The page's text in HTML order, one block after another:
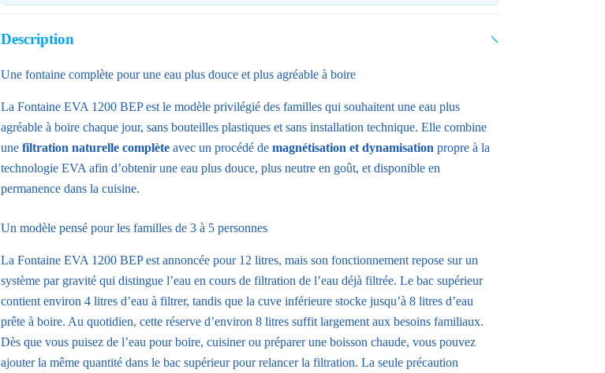
-
et
-
personnes
Description
Une fontaine complète pour une eau plus douce et plus agréable à boire
La Fontaine EVA 1200 BEP est le modèle privilégié des familles qui souhaitent une eau plus
agréable à boire chaque jour, sans bouteilles plastiques et sans installation technique. Elle combine
unefiltration naturelle complète avec un procédé demagnétisation et dynamisation propre à la
technologie EVA afin d’obtenir une eau plus douce, plus neutre en goût, et disponible en
permanence dans la cuisine.
Un modèle pensé pour les familles de 3 à 5 personnes
La Fontaine EVA 1200 BEP est annoncée pour 12 litres, mais son fonctionnement repose sur un
système par gravité qui distingue l’eau en cours de filtration de l’eau déjà filtrée. Le bac supérieur
contient environ 4 litres d’eau à filtrer, tandis que la cuve inférieure stocke jusqu’à 8 litres d’eau
prête à boire. Au quotidien, cette réserve d’environ 8 litres suffit largement aux besoins familiaux.
Dès que vous puisez de l’eau pour boire, cuisiner ou préparer une boisson chaude, vous pouvez
ajouter la même quantité dans le bac supérieur pour relancer la filtration. La seule précaution